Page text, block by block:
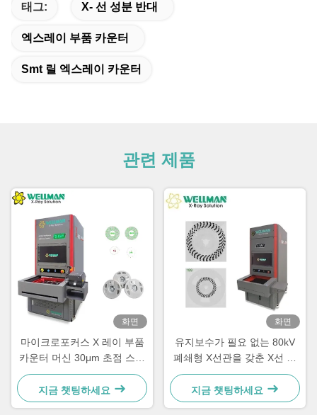
태그: X- 선 성분 반대
엑스레이 부품 카운터
Smt 릴 엑스레이 카운터
관련 제품
화면
마이크로포커스 X 레이 부품
카운터 머신 30μm 초점 스팟
80kV 17" FPD
지금 챗팅하세요
화면
유지보수가 필요 없는 80kV
폐쇄형 X선관을 갖춘 X선 카
운터
지금 챗팅하세요